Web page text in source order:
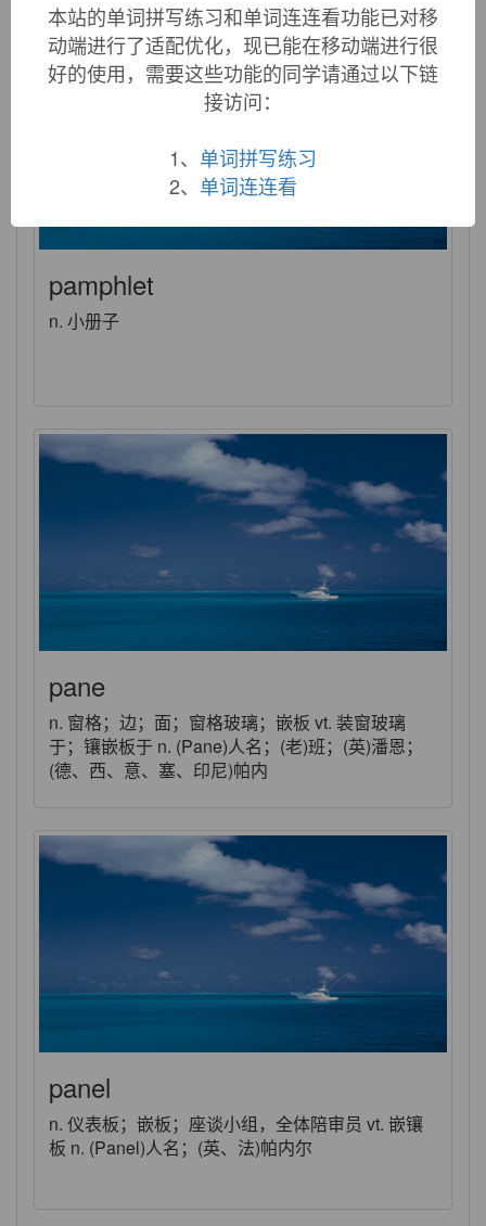
pamphlet
n. 小册子
pane
n. 窗格；边；面；窗格玻璃；嵌板 vt. 装窗玻璃
于；镶嵌板于 n. (Pane)人名；(老)班；(英)潘恩；
(德、西、意、塞、印尼)帕内
panel
n. 仪表板；嵌板；座谈小组，全体陪审员 vt. 嵌镶
板 n. (Panel)人名；(英、法)帕内尔
本站的单词拼写练习和单词连连看功能已对移
动端进行了适配优化，现已能在移动端进行很
好的使用，需要这些功能的同学请通过以下链
接访问：
1、 单词拼写练习
2、 单词连连看